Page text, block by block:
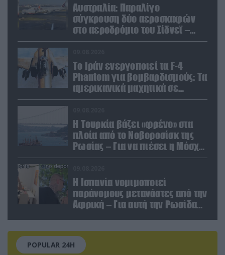
Αυστραλία: Παραλίγο
σύγκρουση δύο αεροσκαφών
στο αεροδρόμιο του Σίδνεϊ –
Ένας τραυματίας (βίντεο)
Το Ιράν ενεργοποιεί τα F-4
Phantom για βομβαρδισμούς: Τα
αμερικανικά μαχητικά σε
ετοιμότητα να χτυπήσουν
Η Τουρκία βάζει «φρένο» στα
πλοία από το Νοβοροσίσκ της
Ρωσίας – Για να πιέσει η Μόσχα
το Ιράν;
Η Ισπανία νομιμοποιεί
παράνομους μετανάστες από την
Αφρική – Για αυτή την Ρωσίδα
POPULAR 24H